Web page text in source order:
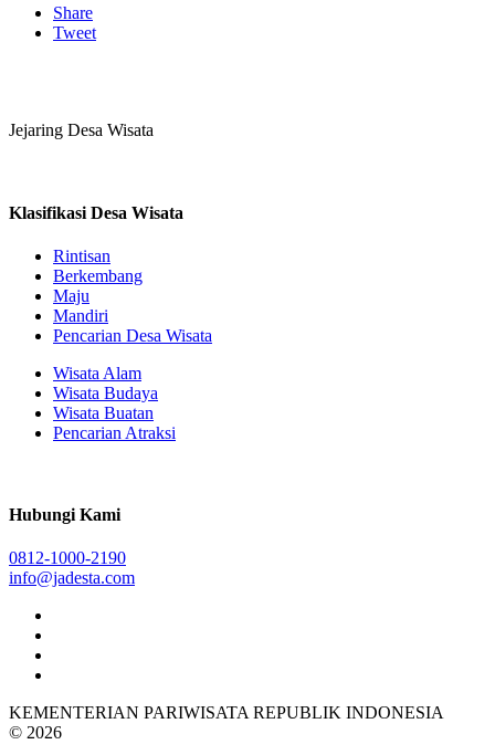
Share
Tweet
Jejaring Desa Wisata
Klasifikasi Desa Wisata
Rintisan
Berkembang
Maju
Mandiri
Pencarian Desa Wisata
Wisata Alam
Wisata Budaya
Wisata Buatan
Pencarian Atraksi
Hubungi Kami
0812-1000-2190
info@jadesta.com
KEMENTERIAN PARIWISATA REPUBLIK INDONESIA
© 2026